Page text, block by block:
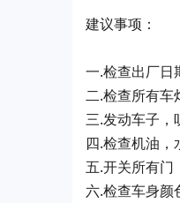
建议
一.检查出厂
二.检查所
三.发动车
四.检查
五.开关所
六.检查